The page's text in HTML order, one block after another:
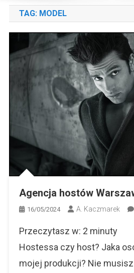
TAG: MODEL
Agencja hostów
16/05/2024 A. Kaczmarek
Przeczytasz w: 2 minuty
Hostessa czy host? Jaka
mojej produkcji? Nie